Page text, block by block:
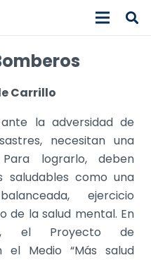
Carrillo
la adversidad de
necesitan una
lograrlo, deben
saludables como una
ejercicio
de la salud mental. En
el Proyecto de
el Medio “Más salud